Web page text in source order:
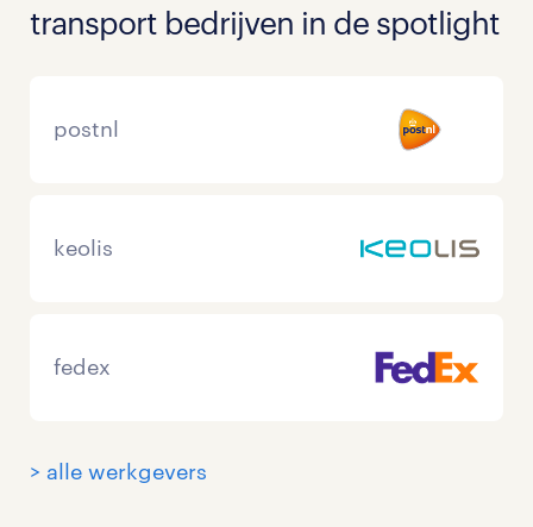
transport bedrijven in de spotlight
postnl
keolis
fedex
> alle werkgevers